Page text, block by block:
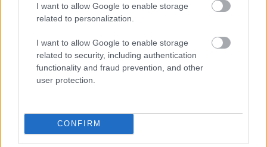
I want to allow Google to enable storage
related to personalization.
I want to allow Google to enable storage
related to security, including authentication
functionality and fraud prevention, and other
user protection.
CONFIRM
ΡΟΗ ΕΙΔΗΣΕΩΝ
παρουσία των Εθνικών ομάδων